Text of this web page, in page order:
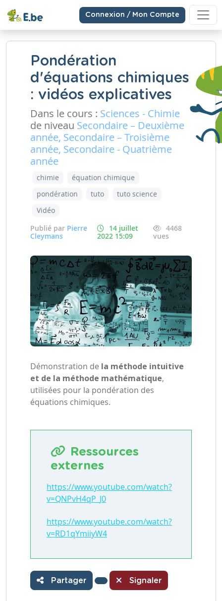
Connexion / Mon Compte
Pondération
d'équations chimiques
: vidéos explicatives
Dans le cours : Sciences - Chimie
de niveau Secondaire – Deuxième
année, Secondaire – Troisième
année, Secondaire - Quatrième
année
chimie
équation chimique
pondération
tuto
tuto science
Vidéo
Publié par Pierre
Cleymans
14 juillet
2022 15:09
4468
vues
Démonstration de la méthode intuitive
et de la méthode mathématique,
utilisées pour la pondération des
équations chimiques.
Ressources
externes
https://www.youtube.com/watch?
v=QNPvH4qP_J0
https://www.youtube.com/watch?
v=RD1qYmiiyW4
Partager Signaler